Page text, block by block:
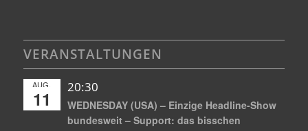
VERANSTALTUNGEN
AUG.
11
20:30
WEDNESDAY (USA) – Einzige Headline-Show
bundesweit – Support: das bisschen